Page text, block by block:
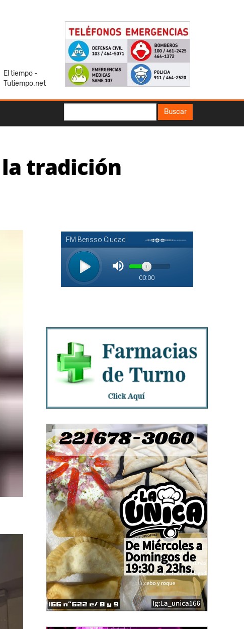
El tiempo -
Tutiempo.net
Buscar
tradición